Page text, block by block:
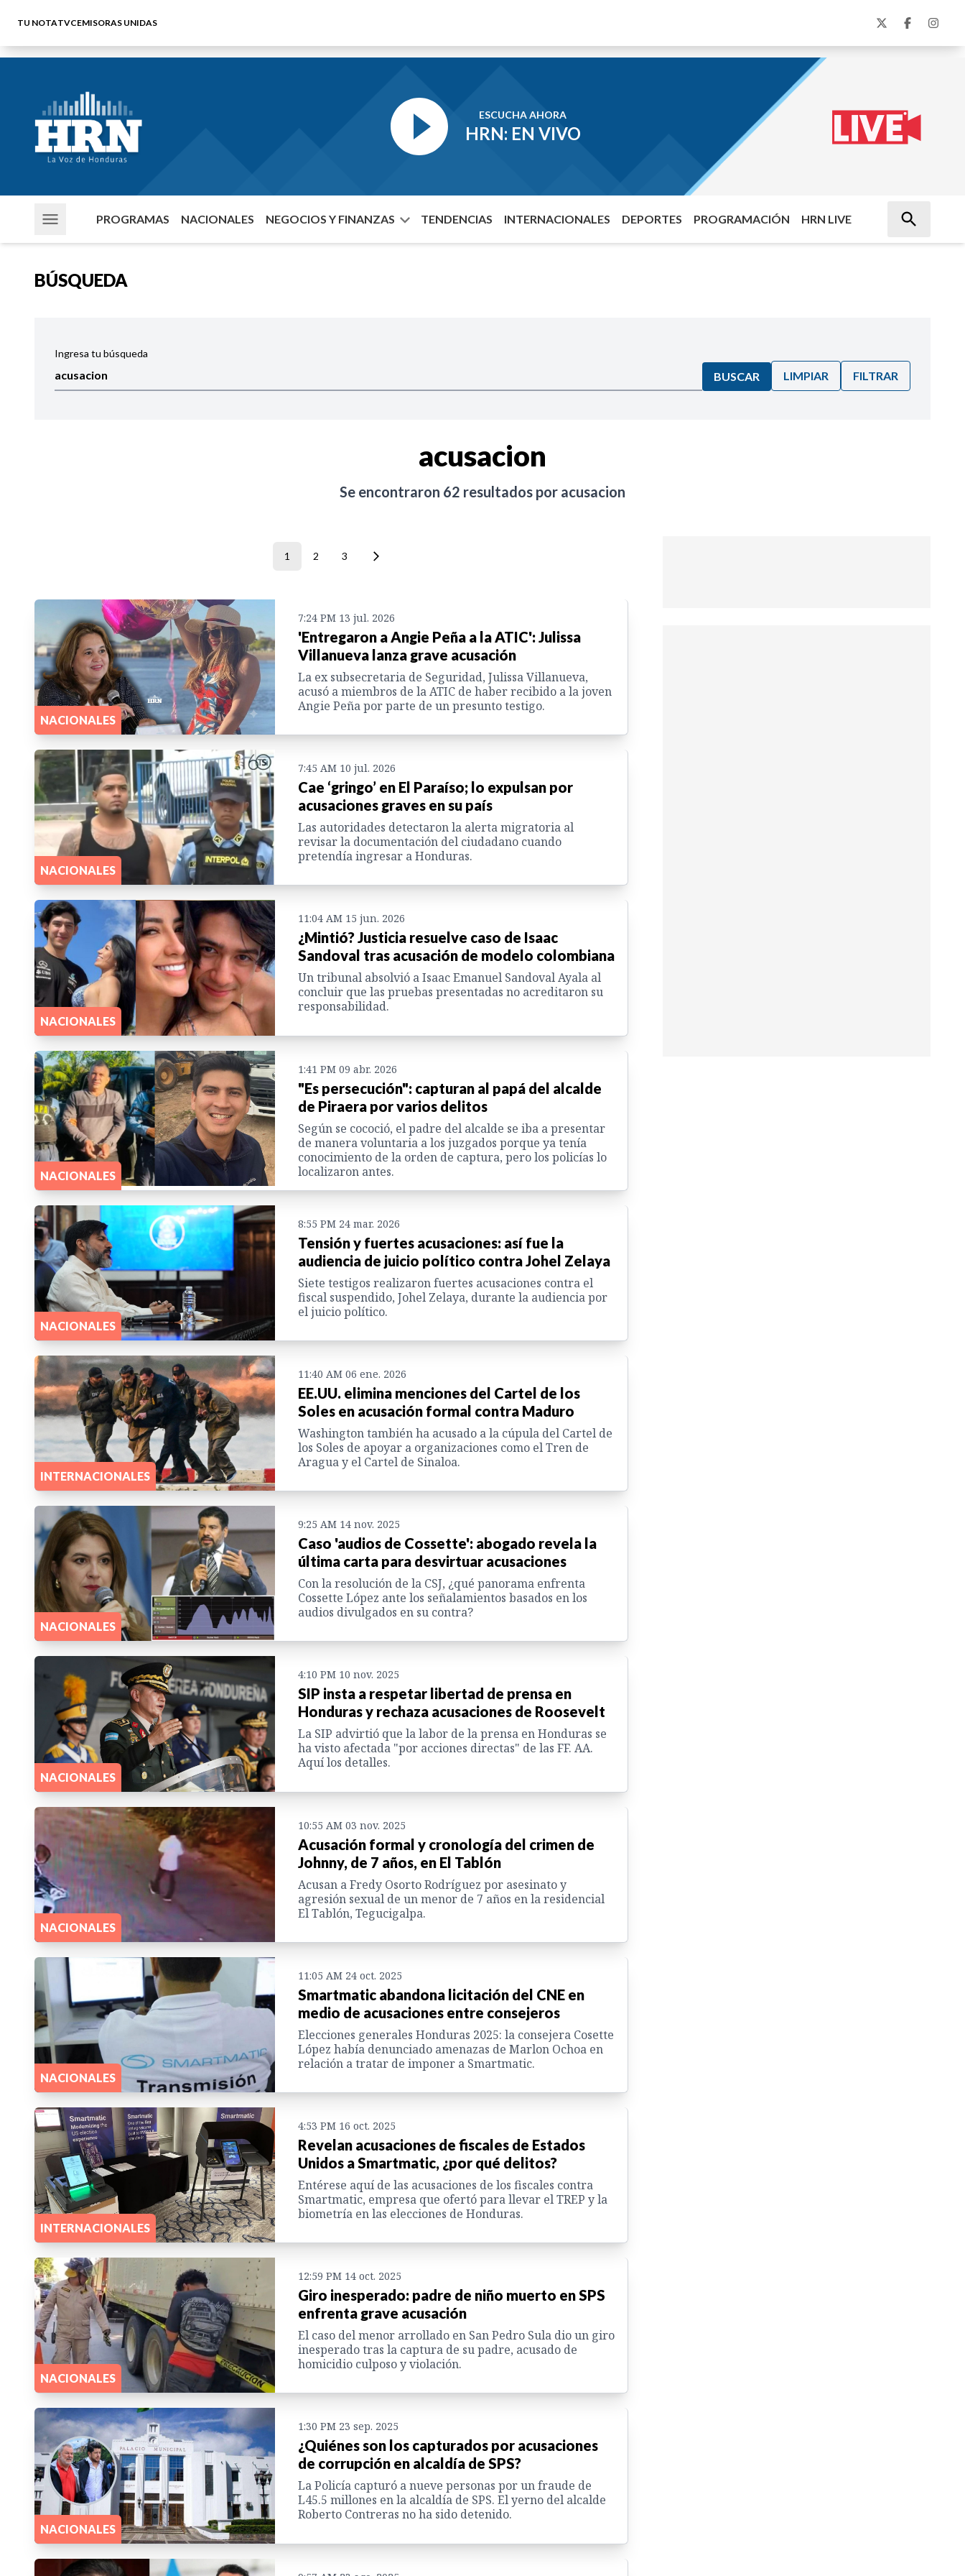
TU NOTATVCEMISORAS UNIDAS
ESCUCHA AHORA
HRN: EN VIVO
PROGRAMAS NACIONALES NEGOCIOS Y FINANZAS TENDENCIAS INTERNACIONALES DEPORTES PROGRAMACIÓN HRN LIVE
BÚSQUEDA
Ingresa tu búsqueda
BUSCAR LIMPIAR FILTRAR
acusacion
Se encontraron 62 resultados por acusacion
1 2 3
NACIONALES
7:24 PM 13 jul. 2026
'Entregaron a Angie Peña a la ATIC': Julissa
Villanueva lanza grave acusación
La ex subsecretaria de Seguridad, Julissa Villanueva,
acusó a miembros de la ATIC de haber recibido a la joven
Angie Peña por parte de un presunto testigo.
NACIONALES
7:45 AM 10 jul. 2026
Cae ‘gringo’ en El Paraíso; lo expulsan por
acusaciones graves en su país
Las autoridades detectaron la alerta migratoria al
revisar la documentación del ciudadano cuando
pretendía ingresar a Honduras.
NACIONALES
11:04 AM 15 jun. 2026
¿Mintió? Justicia resuelve caso de Isaac
Sandoval tras acusación de modelo colombiana
Un tribunal absolvió a Isaac Emanuel Sandoval Ayala al
concluir que las pruebas presentadas no acreditaron su
responsabilidad.
NACIONALES
1:41 PM 09 abr. 2026
"Es persecución": capturan al papá del alcalde
de Piraera por varios delitos
Según se cococió, el padre del alcalde se iba a presentar
de manera voluntaria a los juzgados porque ya tenía
conocimiento de la orden de captura, pero los policías lo
localizaron antes.
NACIONALES
8:55 PM 24 mar. 2026
Tensión y fuertes acusaciones: así fue la
audiencia de juicio político contra Johel Zelaya
Siete testigos realizaron fuertes acusaciones contra el
fiscal suspendido, Johel Zelaya, durante la audiencia por
el juicio político.
INTERNACIONALES
11:40 AM 06 ene. 2026
EE.UU. elimina menciones del Cartel de los
Soles en acusación formal contra Maduro
Washington también ha acusado a la cúpula del Cartel de
los Soles de apoyar a organizaciones como el Tren de
Aragua y el Cartel de Sinaloa.
NACIONALES
9:25 AM 14 nov. 2025
Caso 'audios de Cossette': abogado revela la
última carta para desvirtuar acusaciones
Con la resolución de la CSJ, ¿qué panorama enfrenta
Cossette López ante los señalamientos basados en los
audios divulgados en su contra?
NACIONALES
4:10 PM 10 nov. 2025
SIP insta a respetar libertad de prensa en
Honduras y rechaza acusaciones de Roosevelt
La SIP advirtió que la labor de la prensa en Honduras se
ha visto afectada "por acciones directas" de las FF. AA.
Aquí los detalles.
NACIONALES
10:55 AM 03 nov. 2025
Acusación formal y cronología del crimen de
Johnny, de 7 años, en El Tablón
Acusan a Fredy Osorto Rodríguez por asesinato y
agresión sexual de un menor de 7 años en la residencial
El Tablón, Tegucigalpa.
NACIONALES
11:05 AM 24 oct. 2025
Smartmatic abandona licitación del CNE en
medio de acusaciones entre consejeros
Elecciones generales Honduras 2025: la consejera Cosette
López había denunciado amenazas de Marlon Ochoa en
relación a tratar de imponer a Smartmatic.
INTERNACIONALES
4:53 PM 16 oct. 2025
Revelan acusaciones de fiscales de Estados
Unidos a Smartmatic, ¿por qué delitos?
Entérese aquí de las acusaciones de los fiscales contra
Smartmatic, empresa que ofertó para llevar el TREP y la
biometría en las elecciones de Honduras.
NACIONALES
12:59 PM 14 oct. 2025
Giro inesperado: padre de niño muerto en SPS
enfrenta grave acusación
El caso del menor arrollado en San Pedro Sula dio un giro
inesperado tras la captura de su padre, acusado de
homicidio culposo y violación.
NACIONALES
1:30 PM 23 sep. 2025
¿Quiénes son los capturados por acusaciones
de corrupción en alcaldía de SPS?
La Policía capturó a nueve personas por un fraude de
L45.5 millones en la alcaldía de SPS. El yerno del alcalde
Roberto Contreras no ha sido detenido.